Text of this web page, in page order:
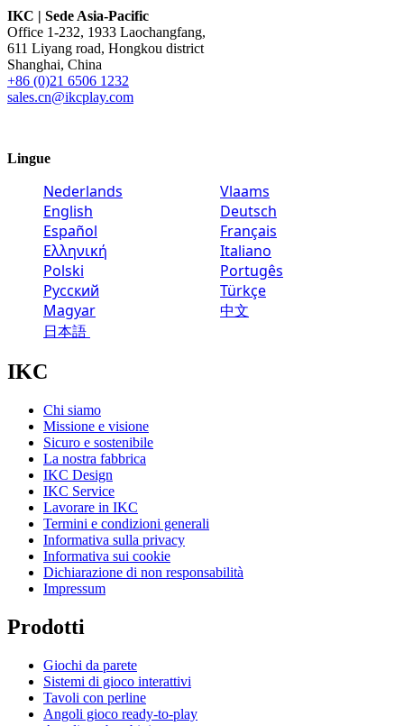
IKC | Sede Asia-Pacific
Office 1-232, 1933 Laochangfang,
611 Liyang road, Hongkou district
Shanghai, China
+86 (0)21 6506 1232
sales.cn@ikcplay.com
Lingue
Nederlands
Vlaams
English
Deutsch
Español
Français
Ελληνική
Italiano
Polski
Portugês
Русский
Türkçe
Magyar
中文
日本語
IKC
Chi siamo
Missione e visione
Sicuro e sostenibile
La nostra fabbrica
IKC Design
IKC Service
Lavorare in IKC
Termini e condizioni generali
Informativa sulla privacy
Informativa sui cookie
Dichiarazione di non responsabilità
Impressum
Prodotti
Giochi da parete
Sistemi di gioco interattivi
Tavoli con perline
Angoli gioco ready-to-play